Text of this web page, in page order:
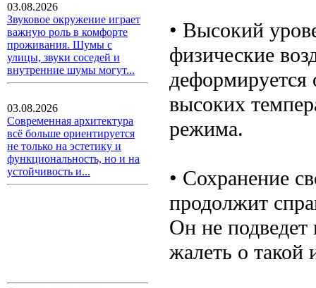
03.08.2026
Звуковое окружение играет
важную роль в комфорте
проживания. Шумы с
улицы, звуки соседей и
внутренние шумы могут...
03.08.2026
Современная архитектура
всё больше ориентируется
не только на эстетику и
функциональность, но и на
устойчивость и...
• Высокий
физические
деформируется
высоких
режима.
• Сохранение
продолжит
Он не подведет
жалеть о такой